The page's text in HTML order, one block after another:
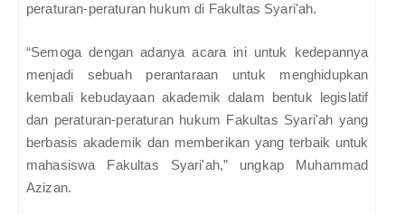
peraturan-peraturan hukum di Fakultas Syari'ah.
“Semoga dengan adanya acara ini untuk kedepannya
menjadi sebuah perantaraan untuk menghidupkan
kembali kebudayaan akademik dalam bentuk legislatif
dan peraturan-peraturan hukum Fakultas Syari'ah yang
berbasis akademik dan memberikan yang terbaik untuk
mahasiswa Fakultas Syari'ah,” ungkap Muhammad
Azizan.